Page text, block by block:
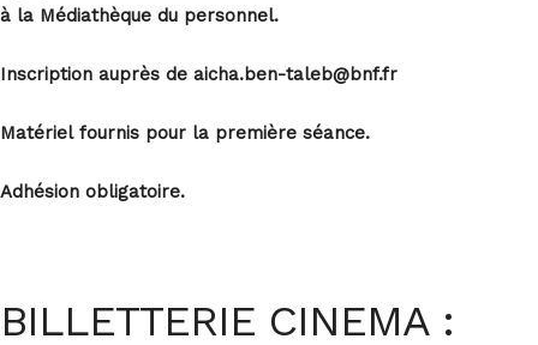
à la Médiathèque du personnel.
Inscription auprès de aicha.ben-taleb@bnf.fr
Matériel fournis pour la première séance.
Adhésion obligatoire.
BILLETTERIE CINEMA :